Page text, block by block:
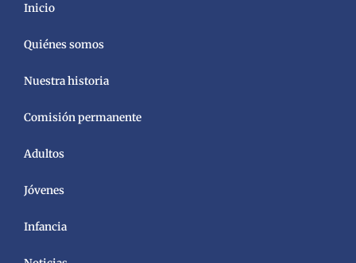
Inicio
Quiénes somos
Nuestra historia
Comisión permanente
Adultos
Jóvenes
Infancia